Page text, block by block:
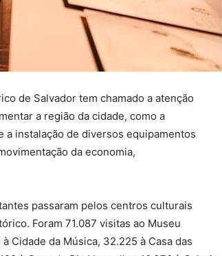
de Salvador tem chamado a atenção
a região da cidade, como a
instalação de diversos equipamentos
da economia,
passaram pelos centros culturais
Foram 71.087 visitas ao Museu
Cidade da Música, 32.225 à Casa das